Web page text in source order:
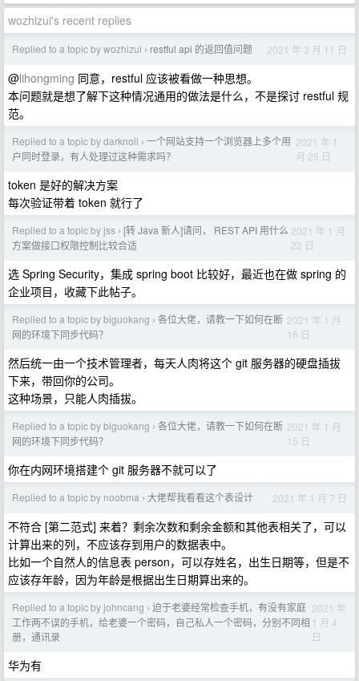
wozhizui's recent replies
Replied to a topic by wozhizui › restful api 的返回值问题 2021 年 3 月 11 日
@lihongming 同意，restful 应该被看做一种思想。
本问题就是想了解下这种情况通用的做法是什么，不是探讨 restful 规
范。
Replied to a topic by darknoll › 一个网站支持一个浏览器上多个用
户同时登录，有人处理过这种需求吗？
2021 年 1
月 25 日
token 是好的解决方案
每次验证带着 token 就行了
Replied to a topic by jss › [转 Java 新人]请问， REST API 用什么
方案做接口权限控制比较合适
2021 年 1 月
22 日
选 Spring Security，集成 spring boot 比较好，最近也在做 spring 的
企业项目，收藏下此帖子。
Replied to a topic by biguokang › 各位大佬，请教一下如何在断
网的环境下同步代码？
2021 年 1 月
15 日
然后统一由一个技术管理者，每天人肉将这个 git 服务器的硬盘插拔
下来，带回你的公司。
这种场景，只能人肉插拔。
Replied to a topic by biguokang › 各位大佬，请教一下如何在断
网的环境下同步代码？
2021 年 1 月
15 日
你在内网环境搭建个 git 服务器不就可以了
Replied to a topic by noobma › 大佬帮我看看这个表设计 2021 年 1 月 7 日
不符合 [第二范式] 来着？剩余次数和剩余金额和其他表相关了，可以
计算出来的列，不应该存到用户的数据表中。
比如一个自然人的信息表 person，可以存姓名，出生日期等，但是不
应该存年龄，因为年龄是根据出生日期算出来的。
Replied to a topic by johncang › 迫于老婆经常检查手机，有没有家庭
工作两不误的手机，给老婆一个密码，自己私人一个密码，分别不同相
册，通讯录
2021 年
1 月 4
日
华为有